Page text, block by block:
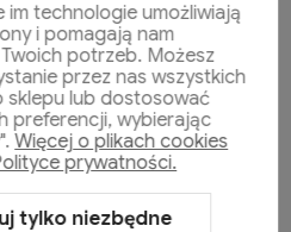
im technologie umożliwiają
i pomagają nam
potrzeb. Możesz
przez nas wszystkich
sklepu lub dostosować
preferencji, wybierając
Więcej o plikach cookies
prywatności.
tylko niezbędne